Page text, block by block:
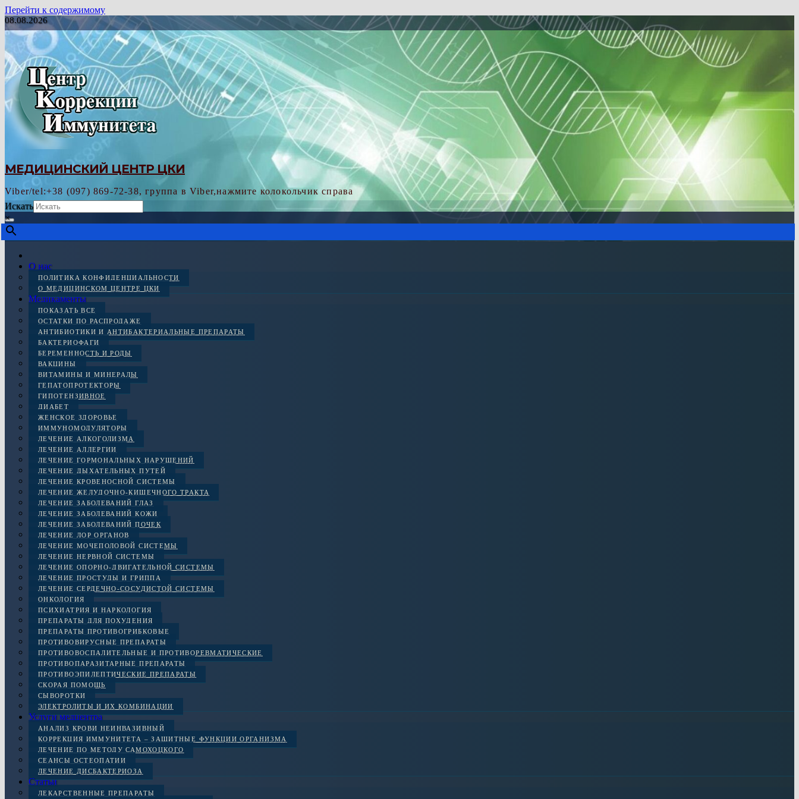
Перейти к содержимому
08.08.2026
МЕДИЦИНСКИЙ ЦЕНТР ЦКИ
Viber/tel:+38 (097) 869-72-38, группа в Viber,нажмите колокольчик справа
Искать
×
О нас
ПОЛИТИКА КОНФИДЕНЦИАЛЬНОСТИ
О МЕДИЦИНСКОМ ЦЕНТРЕ ЦКИ
Медикаменты
ПОКАЗАТЬ ВСЕ
ОСТАТКИ ПО РАСПРОДАЖЕ
АНТИБИОТИКИ И АНТИБАКТЕРИАЛЬНЫЕ ПРЕПАРАТЫ
БАКТЕРИОФАГИ
БЕРЕМЕННОСТЬ И РОДЫ
ВАКЦИНЫ
ВИТАМИНЫ И МИНЕРАЛЫ
ГЕПАТОПРОТЕКТОРЫ
ГИПОТЕНЗИВНОЕ
ДИАБЕТ
ЖЕНСКОЕ ЗДОРОВЬЕ
ИММУНОМОДУЛЯТОРЫ
ЛЕЧЕНИЕ АЛКОГОЛИЗМА
ЛЕЧЕНИЕ АЛЛЕРГИИ
ЛЕЧЕНИЕ ГОРМОНАЛЬНЫХ НАРУШЕНИЙ
ЛЕЧЕНИЕ ДЫХАТЕЛЬНЫХ ПУТЕЙ
ЛЕЧЕНИЕ КРОВЕНОСНОЙ СИСТЕМЫ
ЛЕЧЕНИЕ ЖЕЛУДОЧНО-КИШЕЧНОГО ТРАКТА
ЛЕЧЕНИЕ ЗАБОЛЕВАНИЙ ГЛАЗ
ЛЕЧЕНИЕ ЗАБОЛЕВАНИЙ КОЖИ
ЛЕЧЕНИЕ ЗАБОЛЕВАНИЙ ПОЧЕК
ЛЕЧЕНИЕ ЛОР ОРГАНОВ
ЛЕЧЕНИЕ МОЧЕПОЛОВОЙ СИСТЕМЫ
ЛЕЧЕНИЕ НЕРВНОЙ СИСТЕМЫ
ЛЕЧЕНИЕ ОПОРНО-ДВИГАТЕЛЬНОЙ СИСТЕМЫ
ЛЕЧЕНИЕ ПРОСТУДЫ И ГРИППА
ЛЕЧЕНИЕ СЕРДЕЧНО-СОСУДИСТОЙ СИСТЕМЫ
ОНКОЛОГИЯ
ПСИХИАТРИЯ И НАРКОЛОГИЯ
ПРЕПАРАТЫ ДЛЯ ПОХУДЕНИЯ
ПРЕПАРАТЫ ПРОТИВОГРИБКОВЫЕ
ПРОТИВОВИРУСНЫЕ ПРЕПАРАТЫ
ПРОТИВОВОСПАЛИТЕЛЬНЫЕ И ПРОТИВОРЕВМАТИЧЕСКИЕ
ПРОТИВОПАРАЗИТАРНЫЕ ПРЕПАРАТЫ
ПРОТИВОЭПИЛЕПТИЧЕСКИЕ ПРЕПАРАТЫ
СКОРАЯ ПОМОЩЬ
СЫВОРОТКИ
ЭЛЕКТРОЛИТЫ И ИХ КОМБИНАЦИИ
Услуги медцентра
АНАЛИЗ КРОВИ НЕИНВАЗИВНЫЙ
КОРРЕКЦИЯ ИММУНИТЕТА – ЗАЩИТНЫЕ ФУНКЦИИ ОРГАНИЗМА
ЛЕЧЕНИЕ ПО МЕТОДУ САМОХОЦКОГО
СЕАНСЫ ОСТЕОПАТИИ
ЛЕЧЕНИЕ ДИСБАКТЕРИОЗА
Статьи
ЛЕКАРСТВЕННЫЕ ПРЕПАРАТЫ